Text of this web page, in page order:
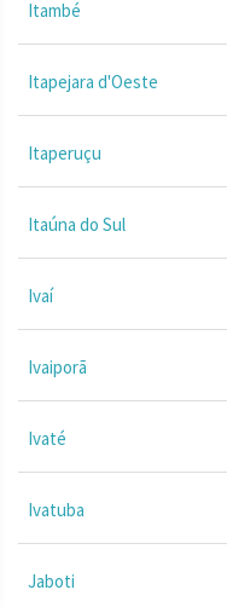
Itambé
Itapejara d'Oeste
Itaperuçu
Itaúna do Sul
Ivaí
Ivaiporã
Ivaté
Ivatuba
Jaboti